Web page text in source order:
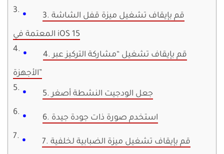
3. قم بإيقاف تشغيل ميزة قفل الشاشة
المعتمة في iOS 15
4. قم بإيقاف تشغيل “مشاركة التركيز عبر
الأجهزة”
5. جعل الودجيت النشطة أصغر
6. استخدم صورة ذات جودة جيدة
7. قم بإيقاف تشغيل ميزة الضبابية لخلفية